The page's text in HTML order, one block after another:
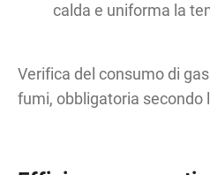
calda e uniforma la
Verifica del consumo di
fumi, obbligatoria secondo